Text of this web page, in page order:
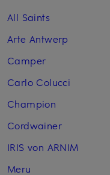
All Saints
Arte Antwerp
Camper
Carlo Colucci
Champion
Cordwainer
IRIS von ARNIM
Meru